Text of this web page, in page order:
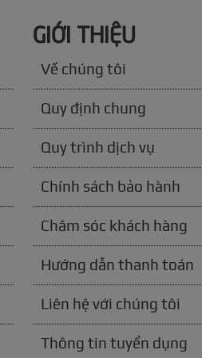
GIỚI THIỆU
Về chúng tôi
Quy định chung
Quy trình dịch vụ
Chính sách bảo hành
Chăm sóc khách hàng
Hướng dẫn thanh toán
Liên hệ với chúng tôi
Thông tin tuyển dụng